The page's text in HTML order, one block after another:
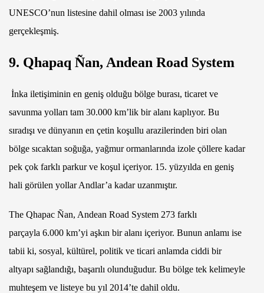
UNESCO’nun listesine dahil olması ise 2003 yılında
gerçekleşmiş.
9. Qhapaq Ñan, Andean Road System
İnka iletişiminin en geniş olduğu bölge burası, ticaret ve
savunma yolları tam 30.000 km’lik bir alanı kaplıyor. Bu
sıradışı ve dünyanın en çetin koşullu arazilerinden biri olan
bölge sıcaktan soğuğa, yağmur ormanlarında izole çöllere kadar
pek çok farklı parkur ve koşul içeriyor. 15. yüzyılda en geniş
hali görülen yollar Andlar’a kadar uzanmıştır.
The Qhapac Ñan, Andean Road System 273 farklı
parçayla 6.000 km’yi aşkın bir alanı içeriyor. Bunun anlamı ise
tabii ki, sosyal, kültürel, politik ve ticari anlamda ciddi bir
altyapı sağlandığı, başarılı olunduğudur. Bu bölge tek kelimeyle
muhteşem ve listeye bu yıl 2014’te dahil oldu.